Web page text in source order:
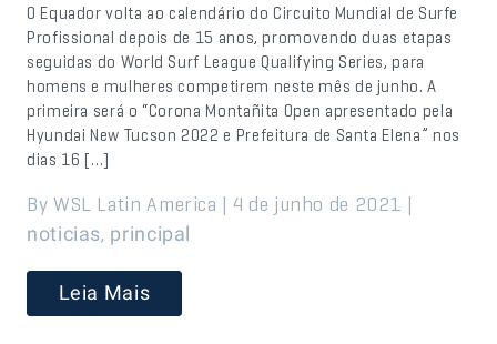
O Equador volta ao calendário do Circuito Mundial de Surfe
Profissional depois de 15 anos, promovendo duas etapas
seguidas do World Surf League Qualifying Series, para
homens e mulheres competirem neste mês de junho. A
primeira será o “Corona Montañita Open apresentado pela
Hyundai New Tucson 2022 e Prefeitura de Santa Elena” nos
dias 16 […]
By WSL Latin America | 4 de junho de 2021 |
noticias, principal
Leia Mais